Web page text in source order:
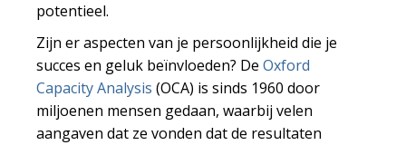
potentieel.
Zijn er aspecten van je persoonlijkheid die je
succes en geluk beïnvloeden? De Oxford
Capacity Analysis (OCA) is sinds 1960 door
miljoenen mensen gedaan, waarbij velen
aangaven dat ze vonden dat de resultaten